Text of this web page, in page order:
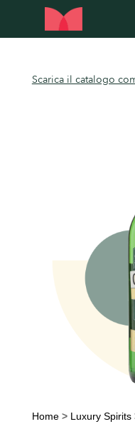
Scarica il catalogo
Home> Luxury Spirits